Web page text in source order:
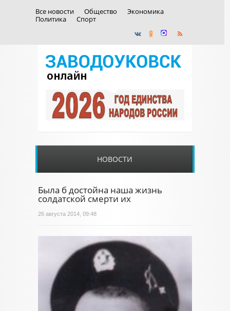
Все новости Общество
Экономика
Политика
Спорт
НОВОСТИ
Была б достойна наша жизнь
солдатской смерти их
26 августа 2014, 09:48